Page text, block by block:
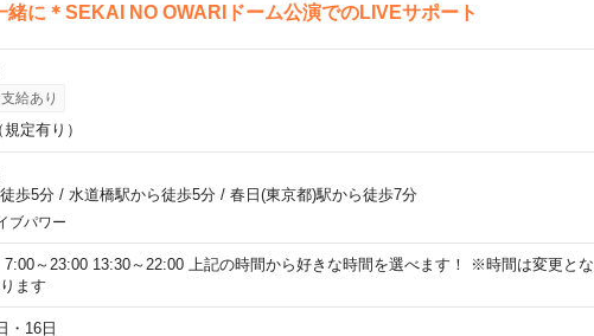
緒に＊SEKAI NO OWARIドーム公演でのLIVEサポート
給あり
定有り）
歩5分/ 水道橋駅から徒歩5分/ 春日(東京都)駅から徒歩7分
ブパワー
7:00～23:00 13:30～22:00 上記の時間から好きな時間を選べます！ ※時間は変更とな
ます
・16日